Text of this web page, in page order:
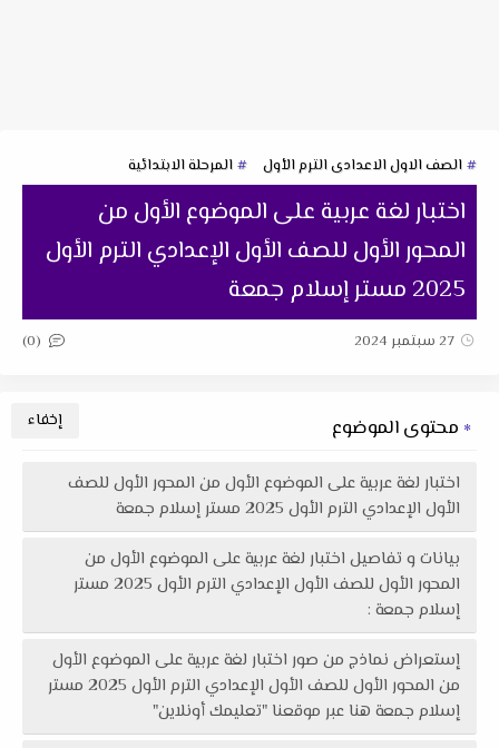
الصف الاول الاعدادى الترم الأول المرحلة الابتدائية
اختبار لغة عربية على الموضوع الأول من
المحور الأول للصف الأول الإعدادي الترم الأول
2025 مستر إسلام جمعة
27 سبتمبر 2024 (0)
محتوى الموضوع
اختبار لغة عربية على الموضوع الأول من المحور الأول للصف
الأول الإعدادي الترم الأول 2025 مستر إسلام جمعة
بيانات و تفاصيل اختبار لغة عربية على الموضوع الأول من
المحور الأول للصف الأول الإعدادي الترم الأول 2025 مستر
إسلام جمعة :
إستعراض نماذج من صور اختبار لغة عربية على الموضوع الأول
من المحور الأول للصف الأول الإعدادي الترم الأول 2025 مستر
إسلام جمعة هنا عبر موقعنا "تعليمك أونلاين"